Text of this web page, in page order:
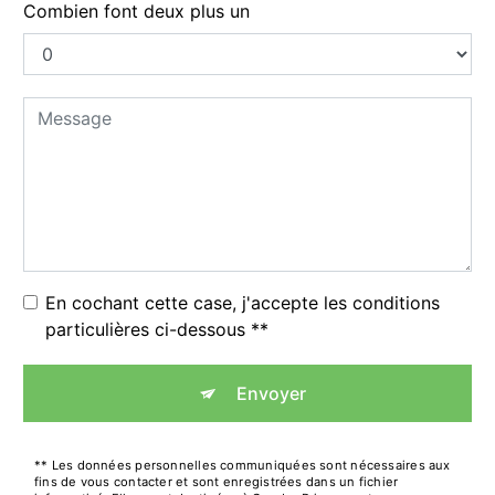
Combien font deux plus un
En cochant cette case, j'accepte les conditions
particulières ci-dessous **
Envoyer
** Les données personnelles communiquées sont nécessaires aux
fins de vous contacter et sont enregistrées dans un fichier